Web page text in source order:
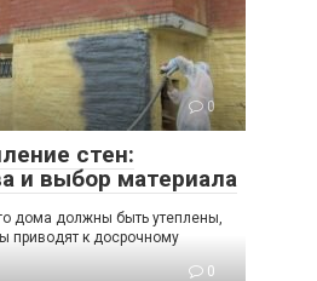
0
стен:
и выбор материала
дома должны быть утеплены,
приводят к досрочному
0